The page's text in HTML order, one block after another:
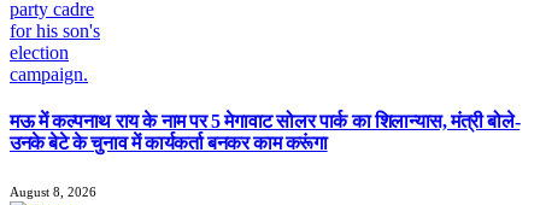
मऊ में कल्पनाथ राय के नाम पर 5 मेगावाट सोलर पार्क का शिलान्यास, मंत्री बोले-
उनके बेटे के चुनाव में कार्यकर्ता बनकर काम करूंगा
August 8, 2026